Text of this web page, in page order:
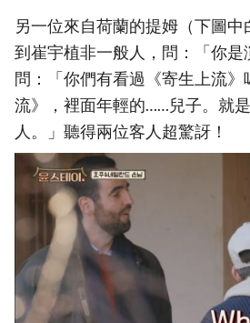
另一位來自荷蘭的提姆（下圖
到崔宇植非一般人，問：「你
問：「你們有看過《寄生上流
流》，裡面年輕的……兒子。就
人。」聽得兩位客人超驚訝！